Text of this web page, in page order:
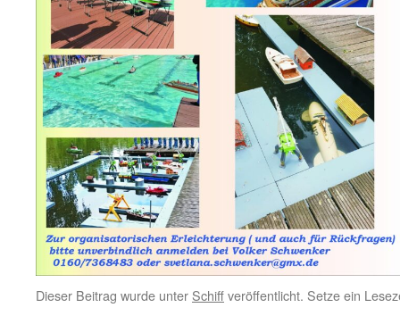
Dieser Beitrag wurde unter Schiffveröffentlicht. Setze ein